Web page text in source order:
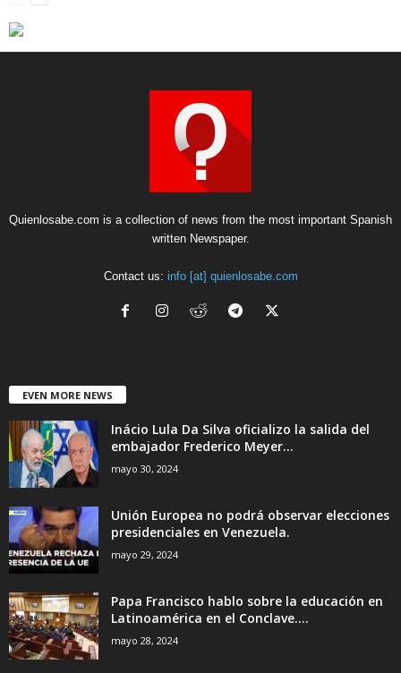
Quienlosabe.com is a collection of news from the most important Spanish
written Newspaper.
Contact us: info [at] quienlosabe.com
EVEN MORE NEWS
Inácio Lula Da Silva oficializo la salida del
embajador Frederico Meyer...
mayo 30, 2024
Unión Europea no podrá observar elecciones
presidenciales en Venezuela.
mayo 29, 2024
Papa Francisco hablo sobre la educación en
Latinoamérica en el Conclave....
mayo 28, 2024